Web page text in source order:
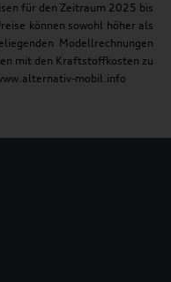
für den Zeitraum 2025 bis
können sowohl höher als
Modellrechnungen
mit den Kraftstoffkosten zu
mobil.info